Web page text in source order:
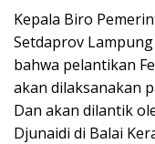
Kepala Biro
Setdaprov
bahwa pelantikan
akan dilaksanakan
Dan akan dilantik
Djunaidi di Balai